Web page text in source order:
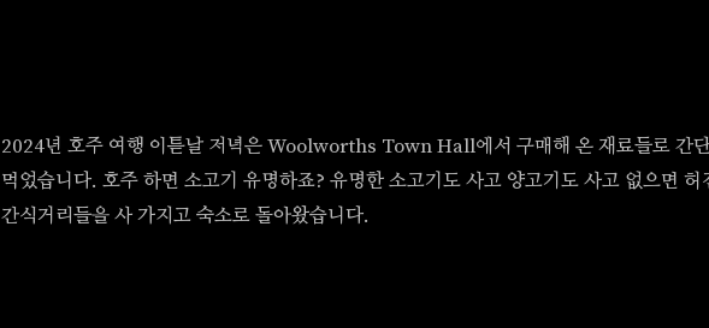
2024년 호주 여행 이튿날 저녁은 Woolworths Town Hall에서 구매해 온 재료들로 간
먹었습니다. 호주 하면 소고기 유명하죠? 유명한 소고기도 사고 양고기도 사고 없으면
간식거리들을 사 가지고 숙소로 돌아왔습니다.